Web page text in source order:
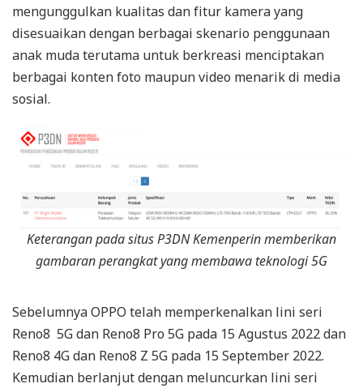
mengunggulkan kualitas dan fitur kamera yang
disesuaikan dengan berbagai skenario penggunaan
anak muda terutama untuk berkreasi menciptakan
berbagai konten foto maupun video menarik di media
sosial.
Keterangan pada situs P3DN Kemenperin memberikan
gambaran perangkat yang membawa teknologi 5G
Sebelumnya OPPO telah memperkenalkan lini seri
Reno8 5G dan Reno8 Pro 5G pada 15 Agustus 2022 dan
Reno8 4G dan Reno8 Z 5G pada 15 September 2022.
Kemudian berlanjut dengan meluncurkan lini seri